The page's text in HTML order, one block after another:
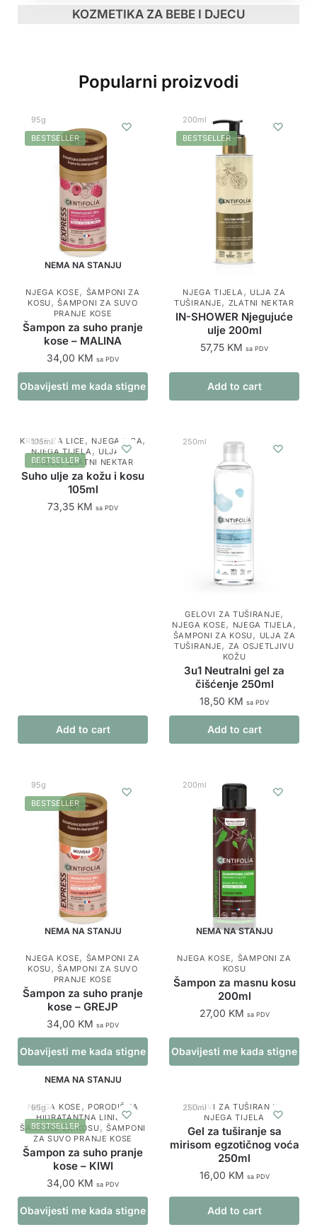
KOZMETIKA ZA BEBE I DJECU
Popularni proizvodi
95g
BESTSELLER
NEMA NA STANJU
NJEGA KOSE, ŠAMPONI ZA
KOSU,ŠAMPONI ZA SUVO
PRANJE KOSE
Šampon za suho pranje
kose – MALINA
34,00 KM sa PDV
Obavijesti me kada stigne
200ml
BESTSELLER
NJEGA TIJELA , ULJA ZA
TUŠIRANJE, ZLATNI NEKTAR
IN-SHOWER Njegujuće
ulje 200ml
57,75 KM sa PDV
Add to cart
105ml
BESTSELLER
KREME ZA LICE , NJEGA LICA,
NJEGA TIJELA , ULJA ZA
TIJELO,ZLATNI NEKTAR
Suho ulje za kožu i kosu
105ml
73,35 KM sa PDV
Add to cart
250ml
GELOVI ZA TUŠIRANJE,
NJEGA KOSE, NJEGA TIJELA ,
ŠAMPONI ZA KOSU, ULJA ZA
TUŠIRANJE, ZA OSJETLJIVU
KOŽU
3u1 Neutralni gel za
čišćenje 250ml
18,50 KM sa PDV
Add to cart
95g
BESTSELLER
NEMA NA STANJU
NJEGA KOSE, ŠAMPONI ZA
KOSU,ŠAMPONI ZA SUVO
PRANJE KOSE
Šampon za suho pranje
kose – GREJP
34,00 KM sa PDV
Obavijesti me kada stigne
proizvod
200ml
NEMA NA STANJU
NJEGA KOSE, ŠAMPONI ZA
KOSU
Šampon za masnu kosu
200ml
27,00 KM sa PDV
Obavijesti me kada stigne
95g
BESTSELLER
NEMA NA STANJU
NJEGA KOSE , PORODIČNA
HIDRATANTNA LINIJA,
ŠAMPONI ZA KOSU, ŠAMPONI
ZA SUVO PRANJE KOSE
Šampon za suho pranje
kose – KIWI
34,00 KM sa PDV
Obavijesti me kada stigne
250ml
GELOVI ZA TUŠIRANJE
NJEGA TIJELA
Gel za tuširanje sa
mirisom egzotičnog voća
250ml
16,00 KM sa PDV
Add to cart